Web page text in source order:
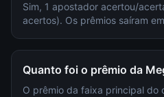
Sim, 1 apostador acertou/
acertos). Os prêmios saíram
Quanto foi o prêmio da
O prêmio da faixa principal do